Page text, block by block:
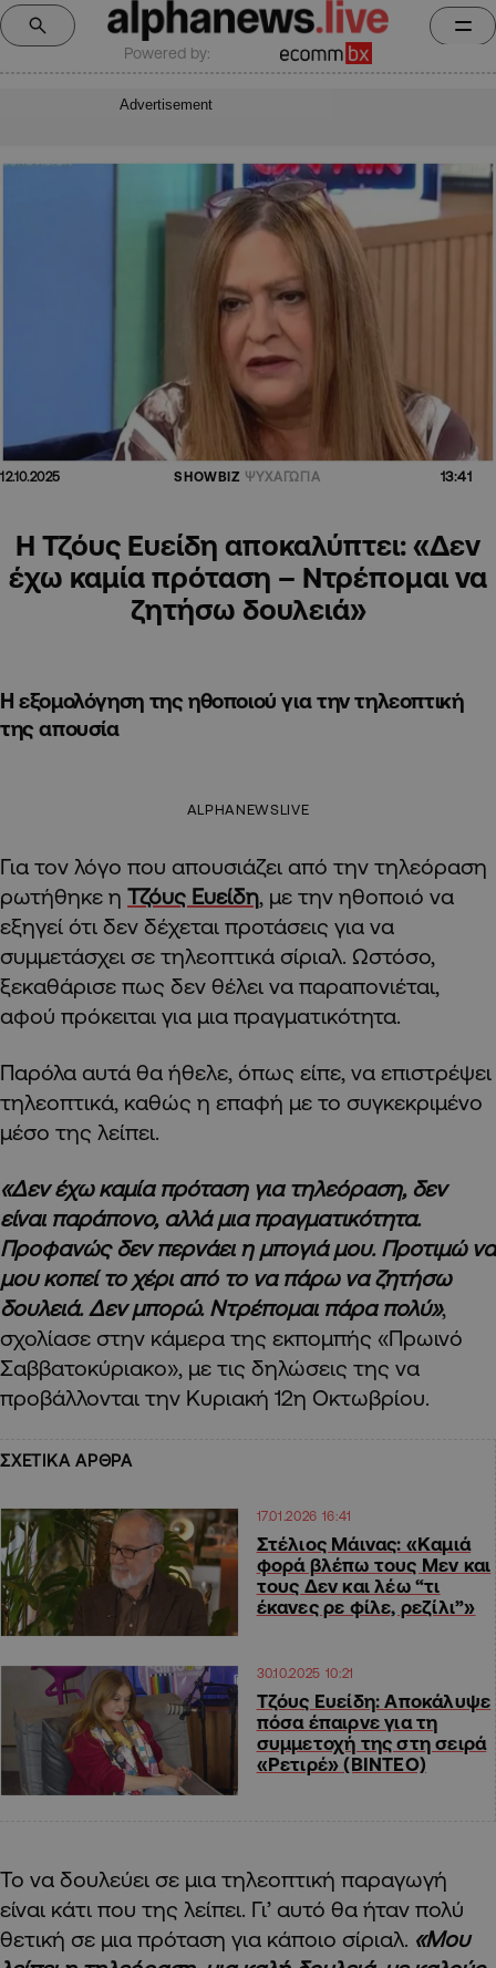
Powered by:
Advertisement
12.10.2025 SHOWBIZ ΨΥΧΑΓΩΓΙΑ 13:41
Η Τζόυς Ευείδη αποκαλύπτει: «Δεν
έχω καμία πρόταση – Ντρέπομαι να
ζητήσω δουλειά»
Η εξομολόγηση της ηθοποιού για την τηλεοπτική
της απουσία
ALPHANEWSLIVE
Για τον λόγο που απουσιάζει από την τηλεόραση
ρωτήθηκε η Τζόυς Ευείδη, με την ηθοποιό να
εξηγεί ότι δεν δέχεται προτάσεις για να
συμμετάσχει σε τηλεοπτικά σίριαλ. Ωστόσο,
ξεκαθάρισε πως δεν θέλει να παραπονιέται,
αφού πρόκειται για μια πραγματικότητα.
Παρόλα αυτά θα ήθελε, όπως είπε, να επιστρέψει
τηλεοπτικά, καθώς η επαφή με το συγκεκριμένο
μέσο της λείπει.
«Δεν έχω καμία πρόταση για τηλεόραση, δεν
είναι παράπονο, αλλά μια πραγματικότητα.
Προφανώς δεν περνάει η μπογιά μου. Προτιμώ να
μου κοπεί το χέρι από το να πάρω να ζητήσω
δουλειά. Δεν μπορώ. Ντρέπομαι πάρα πολύ»,
σχολίασε στην κάμερα της εκπομπής «Πρωινό
Σαββατοκύριακο», με τις δηλώσεις της να
προβάλλονται την Κυριακή 12η Οκτωβρίου.
ΣΧΕΤΙΚΑ ΑΡΘΡΑ
17.01.2026 16:41
Στέλιος Μάινας: «Καμιά
φορά βλέπω τους Μεν και
τους Δεν και λέω “τι
έκανες ρε φίλε, ρεζίλι”»
30.10.2025 10:21
Τζόυς Ευείδη: Αποκάλυψε
πόσα έπαιρνε για τη
συμμετοχή της στη σειρά
«Ρετιρέ» (ΒΙΝΤΕΟ)
Το να δουλεύει σε μια τηλεοπτική παραγωγή
είναι κάτι που της λείπει. Γι’ αυτό θα ήταν πολύ
θετική σε μια πρόταση για κάποιο σίριαλ. «Μου